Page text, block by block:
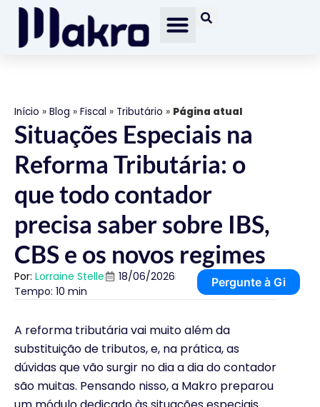
Início » Blog » Fiscal » Tributário » Página atual
Situações Especiais na
Reforma Tributária: o
que todo contador
precisa saber sobre IBS,
CBS e os novos regimes
Por: Lorraine Stelle
18/06/2026
Tempo: 10 min
Pergunte à Gi
A reforma tributária vai muito além da
substituição de tributos, e, na prática, as
dúvidas que vão surgir no dia a dia do contador
são muitas. Pensando nisso, a Makro preparou